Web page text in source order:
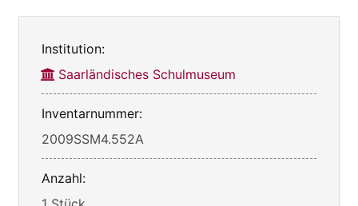
Institution:
Saarländisches Schulmuseum
Inventarnummer:
2009SSM4.552A
Anzahl: